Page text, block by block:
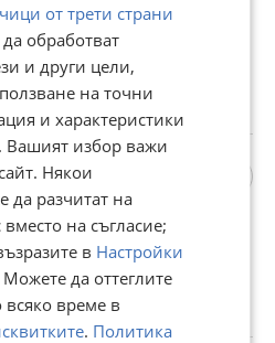
€
лв
е с включен ДДС
2-СТАЕН, гр.
Славейков
€
лв
е с включен ДДС
Славейков, 31 юли
от трети страни
обработват
и други цели,
на точни
и характеристики
Вашият избор важи
Някои
да разчитат на
на съгласие;
в Настройки
Можете да оттеглите
всяко време в
. Политика